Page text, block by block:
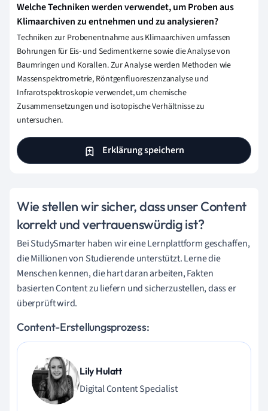
Welche Techniken werden verwendet, um Proben aus
Klimaarchiven zu entnehmen und zu analysieren?
Techniken zur Probenentnahme aus Klimaarchiven umfassen
Bohrungen für Eis- und Sedimentkerne sowie die Analyse von
Baumringen und Korallen. Zur Analyse werden Methoden wie
Massenspektrometrie, Röntgenfluoreszenzanalyse und
Infrarotspektroskopie verwendet, um chemische
Zusammensetzungen und isotopische Verhältnisse zu
untersuchen.
Erklärung speichern
Wie stellen wir sicher, dass unser Content
korrekt und vertrauenswürdig ist?
Bei StudySmarter haben wir eine Lernplattform geschaffen,
die Millionen von Studierende unterstützt. Lerne die
Menschen kennen, die hart daran arbeiten, Fakten
basierten Content zu liefern und sicherzustellen, dass er
überprüft wird.
Content-Erstellungsprozess:
Lily Hulatt
Digital Content Specialist